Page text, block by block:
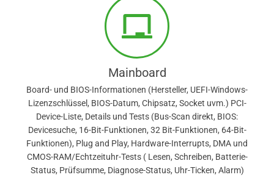
Mainboard
Board- und BIOS-Informationen (Hersteller, UEFI-Windows-
Lizenzschlüssel, BIOS-Datum, Chipsatz, Socket uvm.) PCI-
Device-Liste, Details und Tests (Bus-Scan direkt, BIOS:
Devicesuche, 16-Bit-Funktionen, 32 Bit-Funktionen, 64-Bit-
Funktionen), Plug and Play, Hardware-Interrupts, DMA und
CMOS-RAM/Echtzeituhr-Tests ( Lesen, Schreiben, Batterie-
Status, Prüfsumme, Diagnose-Status, Uhr-Ticken, Alarm)